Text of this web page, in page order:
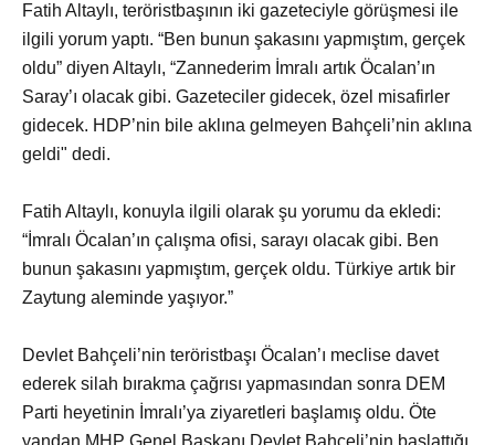
Fatih Altaylı, teröristbaşının iki gazeteciyle görüşmesi ile
ilgili yorum yaptı. “Ben bunun şakasını yapmıştım, gerçek
oldu” diyen Altaylı, “Zannederim İmralı artık Öcalan’ın
Saray’ı olacak gibi. Gazeteciler gidecek, özel misafirler
gidecek. HDP’nin bile aklına gelmeyen Bahçeli’nin aklına
geldi" dedi.
Fatih Altaylı, konuyla ilgili olarak şu yorumu da ekledi:
“İmralı Öcalan’ın çalışma ofisi, sarayı olacak gibi. Ben
bunun şakasını yapmıştım, gerçek oldu. Türkiye artık bir
Zaytung aleminde yaşıyor.”
Devlet Bahçeli’nin teröristbaşı Öcalan’ı meclise davet
ederek silah bırakma çağrısı yapmasından sonra DEM
Parti heyetinin İmralı’ya ziyaretleri başlamış oldu. Öte
yandan MHP Genel Başkanı Devlet Bahçeli’nin başlattığı